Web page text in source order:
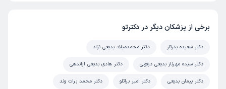
برخی از پزشکان دیگر در دکترتو
دکتر سعیده بذرکار دکتر محمدمیلاد بدیعی نژاد
دکتر سیده مهرناز بدیعی دزفولی دکتر هادی بدیعی ازاندهی
دکتر پیمان بدیعی دکتر امیر براتلو دکتر محمد برات وند